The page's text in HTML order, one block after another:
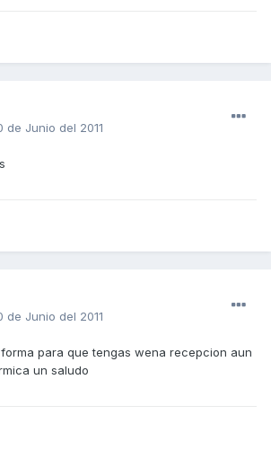
de Junio del 2011
de Junio del 2011
para que tengas wena recepcion aun
un saludo